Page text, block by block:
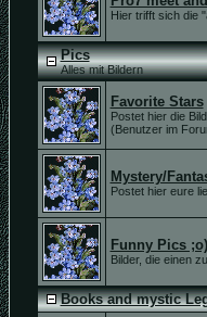
Hier trifft sich die
Pics
Alles mit Bildern
Favorite Stars
Postet hier die
(Benutzer im
Mystery/
Postet hier eure
Funny Pics ;o)
Bilder, die einen
Books and mystic